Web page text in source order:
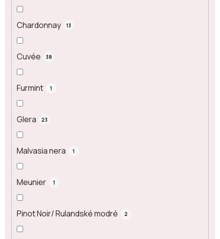
Chardonnay 13
Cuvée 38
Furmint 1
Glera 23
Malvasia nera 1
Meunier 1
Pinot Noir/ Rulandské modré 2